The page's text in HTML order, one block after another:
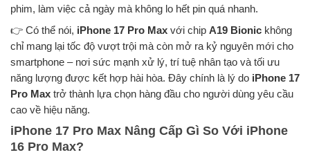
phim, làm việc cả ngày mà không lo hết pin quá nhanh.
👉 Có thể nói, iPhone 17 Pro Max với chip A19 Bionic không
chỉ mang lại tốc độ vượt trội mà còn mở ra kỷ nguyên mới cho
smartphone – nơi sức mạnh xử lý, trí tuệ nhân tạo và tối ưu
năng lượng được kết hợp hài hòa. Đây chính là lý do iPhone 17
Pro Max trở thành lựa chọn hàng đầu cho người dùng yêu cầu
cao về hiệu năng.
iPhone 17 Pro Max Nâng Cấp Gì So Với iPhone
16 Pro Max?